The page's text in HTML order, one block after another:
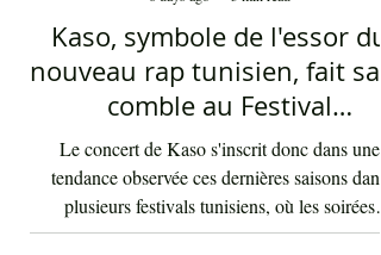
nouveau rap tunisien, fait
comble au Festival
international de Sfax - Par
Le concert de Kaso s'inscrit donc dans une
Sofien Manaï
6 days ago
3 min read